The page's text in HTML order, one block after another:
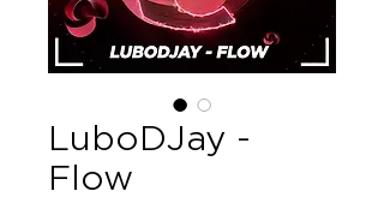
LuboDJay -
Flow